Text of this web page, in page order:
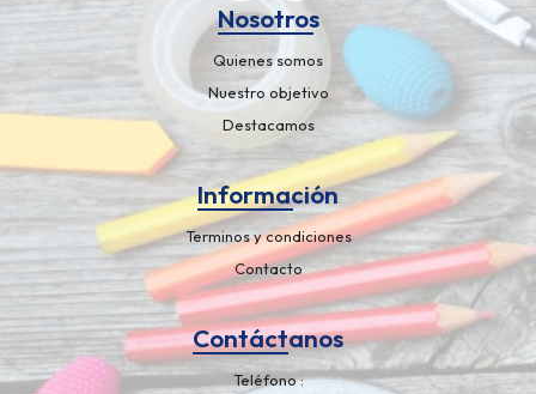
Nosotros
Quienes somos
Nuestro objetivo
Destacamos
Información
Terminos y condiciones
Contacto
Contáctanos
Teléfono